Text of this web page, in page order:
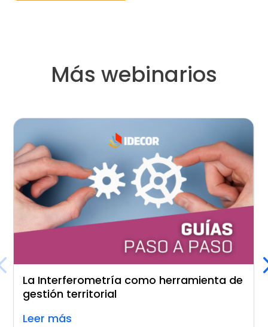
Más webinarios
La Interferometría como herramienta de
gestión territorial
Leer más